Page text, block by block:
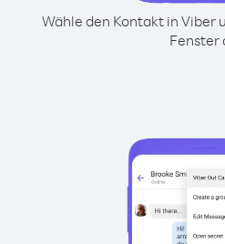
Wähle den Kontakt in Viber
Fenster